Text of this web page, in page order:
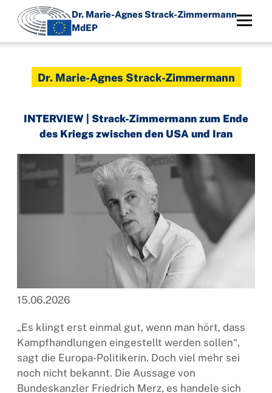
Direkt
zum
Dr. Marie-Agnes Strack-Zimmermann
MdEP
Dr. Marie-Agnes Strack-Zimmermann
INTERVIEW | Strack-Zimmermann zum Ende
des Kriegs zwischen den USA und Iran
15.06.2026
„Es klingt erst einmal gut, wenn man hört, dass
Kampfhandlungen eingestellt werden sollen“,
sagt die Europa-Politikerin. Doch viel mehr sei
noch nicht bekannt. Die Aussage von
Bundeskanzler Friedrich Merz, es handele sich